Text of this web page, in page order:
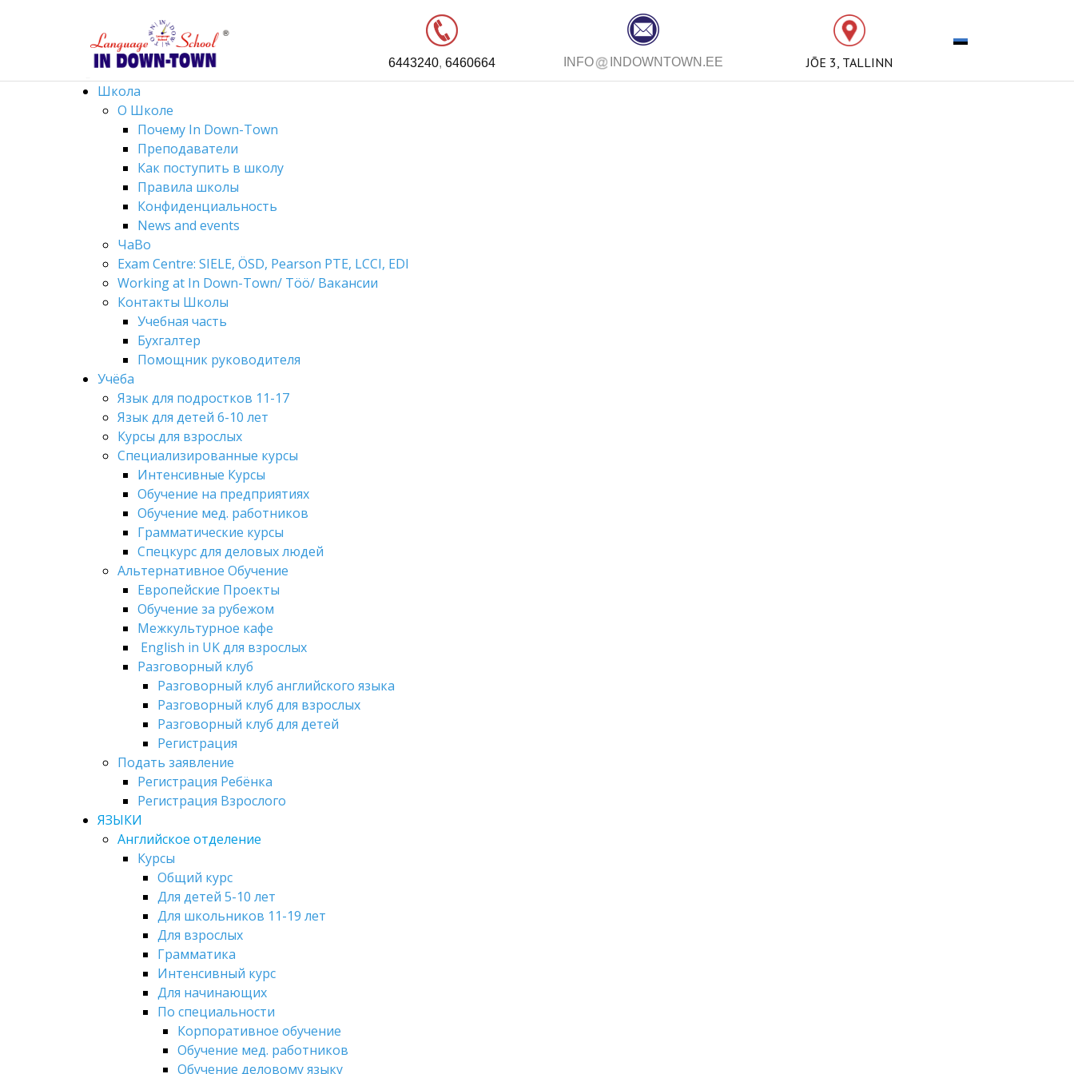
6443240, 6460664 INFO INDOWNTOWN.EE JÕE 3, TALLINN
Школа
О Школе
Почему In Down-Town
Преподаватели
Как поступить в школу
Правила школы
Конфиденциальность
News and events
ЧаВо
Exam Centre: SIELE, ÖSD, Pearson PTE, LCCI, EDI
Working at In Down-Town/ Töö/ Вакансии
Контакты Школы
Учебная часть
Бухгалтер
Помощник руководителя
Учёба
Язык для подростков 11-17
Язык для детей 6-10 лет
Курсы для взрослых
Специализированные курсы
Интенсивные Курсы
Обучение на предприятиях
Обучение мед. работников
Грамматические курсы
Спецкурс для деловых людей
Альтернативное Обучение
Европейские Проекты
Обучение за рубежом
Межкультурное кафе
English in UK для взрослых
Разговорный клуб
Разговорный клуб английского языка
Разговорный клуб для взрослых
Разговорный клуб для детей
Регистрация
Подать заявление
Регистрация Ребёнка
Регистрация Взрослого
ЯЗЫКИ
Английское отделение
Курсы
Общий курс
Для детей 5-10 лет
Для школьников 11-19 лет
Для взрослых
Грамматика
Интенсивный курс
Для начинающих
По специальности
Корпоративное обучение
Обучение мед. работников
Обучение деловому языку